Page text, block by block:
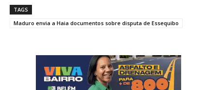
TAGS
Maduro envia a Haia documentos sobre disputa de Essequibo